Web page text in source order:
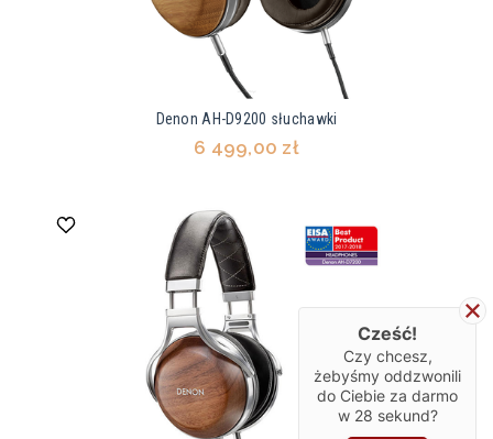
Denon AH-D9200 słuchawki
6 499,00 zł
Cześć!
Czy chcesz,
żebyśmy oddzwonili
do Ciebie za darmo
w 28 sekund?